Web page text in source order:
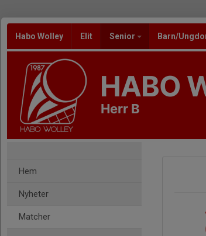
Habo Wolley Elit Senior Barn/
HABO
Herr B
Hem
Nyheter
Matcher